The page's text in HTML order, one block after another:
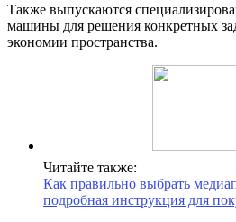
Также выпускаются
машины для решения конкретных
экономии пространства.
Читайте также:
Как правильно выбрать
подробная инструкция для